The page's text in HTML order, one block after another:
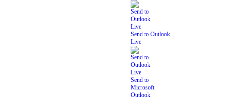
Send to Outlook
Live
Send to
Microsoft
Outlook